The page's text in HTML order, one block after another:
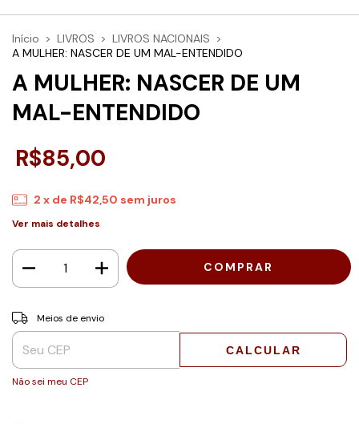
Início > LIVROS > LIVROS NACIONAIS >
A MULHER: NASCER DE UM MAL-ENTENDIDO
A MULHER: NASCER DE UM
MAL-ENTENDIDO
R$85,00
2 x de R$42,50 sem juros
Ver mais detalhes
Entregas para o CEP:
Meios de envio
CALCULAR
Não sei meu CEP